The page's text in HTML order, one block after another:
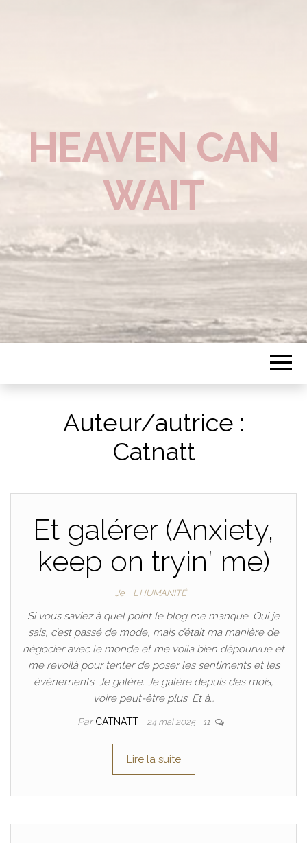
HEAVEN CAN
WAIT
Auteur/autrice :
Catnatt
Et galérer (Anxiety,
keep on tryin′ me)
Je L'HUMANITÉ
Si vous saviez à quel point le blog me manque. Oui je
sais, c’est passé de mode, mais c’était ma manière de
négocier avec le monde et me voilà bien dépourvue et
me revoilà pour tenter de poser les sentiments et les
évènements. Je galère. Je galère depuis des mois,
voire peut-être plus. Et à…
Par CATNATT 24 mai 2025 11
Lire la suite